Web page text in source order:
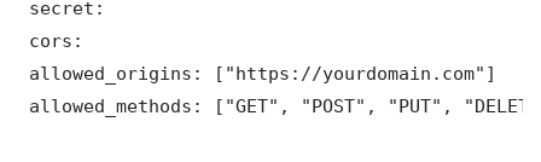
secret:
cors:
allowed_origins: ["https://yourdomain.com"]
allowed_methods: ["GET", "POST", "PUT",